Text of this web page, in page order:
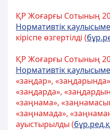
ҚР Жоғарғы Сотының
Нормативтік
кіріспе өзгертілді (
ҚР Жоғарғы Сотының
Нормативтік
«заңдар»,
«заңдарда»,
«заңнама»,
«заңнамада»,
ауыстырылды (